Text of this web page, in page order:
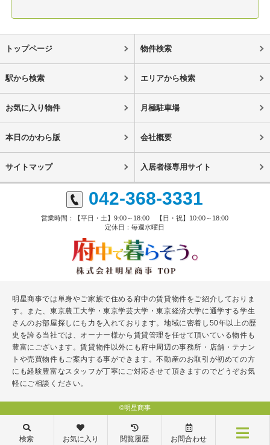
トップページ 物件検索
駅から検索 エリアから検索
お気に入り物件 月極駐車場
本日のかわら版 会社概要
サイトマップ 入居者様専用サイト
042-368-3331
営業時間：【平日・土】9:00～18:00 【日・祝】10:00～18:00
定休日：毎週水曜日
明星商事では単身やご家族で住める府中の賃貸物件をご紹介しておりま
す。また、東京農工大学・東京学芸大学・東京経済大学に通学する学生
さんのお部屋探しにも力を入れております。地域に密着し50年以上の歴
史を誇る当社では、オーナー様から賃貸管理を任せて頂いている物件も
豊富にございます。賃貸物件以外にも府中周辺の事務所・店舗・テナン
トや売買物件もご案内する事ができます。不動産のお取引が初めての方
にも経験豊富なスタッフが丁寧にご対応させて頂きますのでどうぞお気
軽にご相談ください。
©明星商事
検索 お気に入り 閲覧履歴 お問合わせ